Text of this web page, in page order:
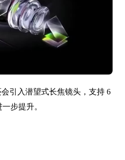
会引入潜望式长焦镜头，支持 6
步提升。